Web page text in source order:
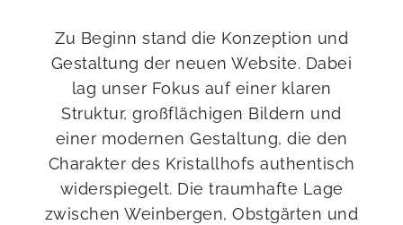
Zu Beginn stand die Konzeption und
Gestaltung der neuen Website. Dabei
lag unser Fokus auf einer klaren
Struktur, großflächigen Bildern und
einer modernen Gestaltung, die den
Charakter des Kristallhofs authentisch
widerspiegelt. Die traumhafte Lage
zwischen Weinbergen, Obstgärten und